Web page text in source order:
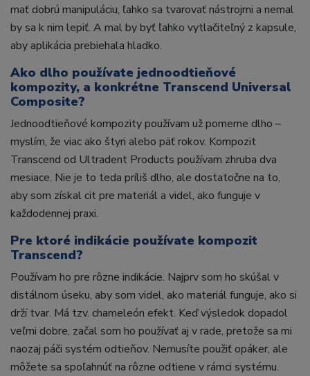
mať dobrú manipuláciu, ľahko sa tvarovať nástrojmi a nemal
by sa k nim lepiť. A mal by byť ľahko vytlačiteľný z kapsule,
aby aplikácia prebiehala hladko.
Ako dlho používate jednoodtieňové
kompozity, a konkrétne Transcend Universal
Composite?
Jednoodtieňové kompozity používam už pomerne dlho –
myslím, že viac ako štyri alebo päť rokov. Kompozit
Transcend od Ultradent Products používam zhruba dva
mesiace. Nie je to teda príliš dlho, ale dostatočne na to,
aby som získal cit pre materiál a videl, ako funguje v
každodennej praxi.
Pre ktoré indikácie používate kompozit
Transcend?
Používam ho pre rôzne indikácie. Najprv som ho skúšal v
distálnom úseku, aby som videl, ako materiál funguje, ako si
drží tvar. Má tzv. chameleón efekt. Keď výsledok dopadol
veľmi dobre, začal som ho používať aj v rade, pretože sa mi
naozaj páči systém odtieňov. Nemusíte použiť opáker, ale
môžete sa spoľahnúť na rôzne odtiene v rámci systému.